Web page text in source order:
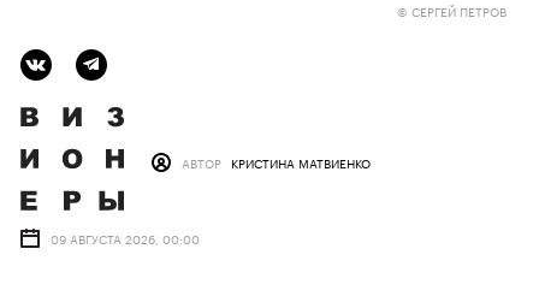
© СЕРГЕЙ ПЕТРОВ
АВТОР КРИСТИНА МАТВИЕНКО
09 АВГУСТА 2026, 00:00